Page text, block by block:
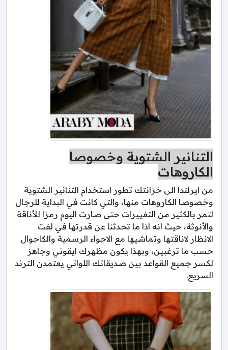
التنانير الشتوية وخصوصا
الكاروهات
من ايرلندا الى خزانتك تطور استخدام التنانير الشتوية
وخصوصا الكاروهات منها، والتي كانت في البداية للرجال
لتمر بالكثير من التغييرات حتى صارت اليوم رمزا للأناقة
والأنوثة، حيث انه اذا ما تحدثنا عن قدرتها في لفت
الانظار لاناقتها وتماشيها مع الاجواء الرسمية والكاجوال
حسب ما ترغبين، وبهذا يكون مظهرك ايقوني وجاهز
لكسر جميع القواعد بين صديقاتك اللواتي يعتمدن الترند
السريع.